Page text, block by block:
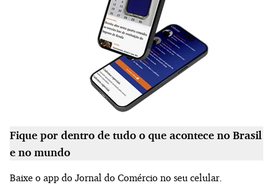
Fique por dentro de tudo o que acontece no Brasil
e no mundo
Baixe o app do Jornal do Comércio no seu celular.